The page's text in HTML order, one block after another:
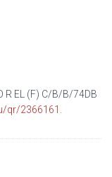
R EL (F) C/B/B/74DB
qr/2366161